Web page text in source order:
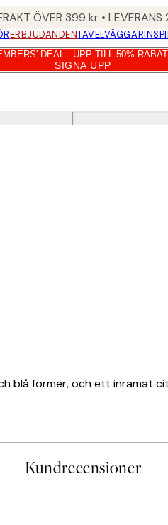
ÖVER 399 kr •
ERBJUDANDENTAVELVÄGGAR
DEAL - UPP TILL 50%
SIGNA UPP
blå former, och ett inramat
Kundrecensioner